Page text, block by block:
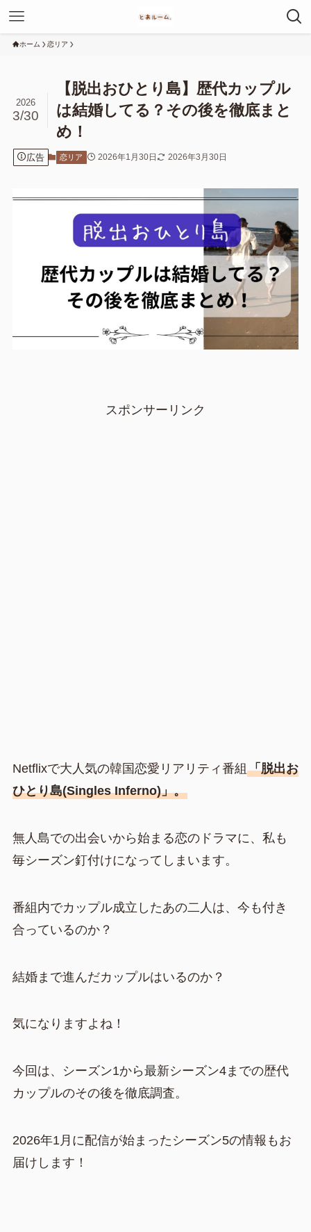
ホーム 恋リア
【脱出おひとり島】歴代カップル
は結婚してる？その後を徹底まと
め！
2026
3/30
広告 恋リア 2026年1月30日 2026年3月30日
スポンサーリンク
Netflixで大人気の韓国恋愛リアリティ番組 「脱出お
ひとり島(Singles Inferno)」。
無人島での出会いから始まる恋のドラマに、私も
毎シーズン釘付けになってしまいます。
番組内でカップル成立したあの二人は、今も付き
合っているのか？
結婚まで進んだカップルはいるのか？
気になりますよね！
今回は、シーズン1から最新シーズン4までの歴代
カップルのその後を徹底調査。
2026年1月に配信が始まったシーズン5の情報もお
届けします！